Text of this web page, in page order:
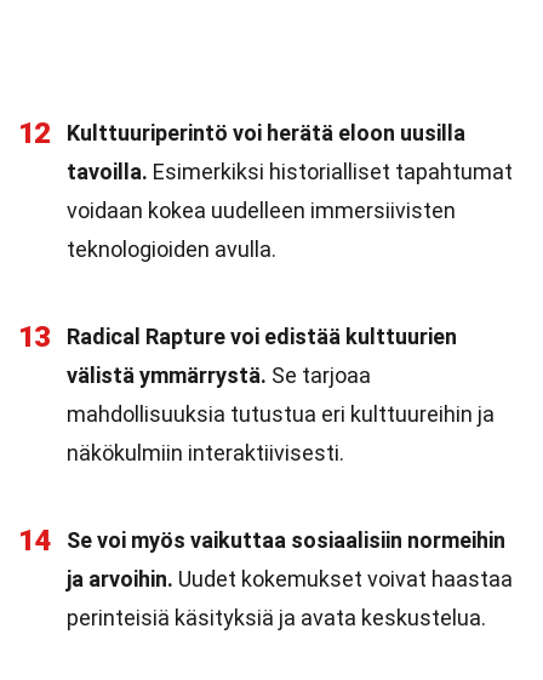
12
Kulttuuriperintö voi herätä eloon uusilla
tavoilla. Esimerkiksi historialliset tapahtumat
voidaan kokea uudelleen immersiivisten
teknologioiden avulla.
13
Radical Rapture voi edistää kulttuurien
välistä ymmärrystä. Se tarjoaa
mahdollisuuksia tutustua eri kulttuureihin ja
näkökulmiin interaktiivisesti.
14
Se voi myös vaikuttaa sosiaalisiin normeihin
ja arvoihin. Uudet kokemukset voivat haastaa
perinteisiä käsityksiä ja avata keskustelua.